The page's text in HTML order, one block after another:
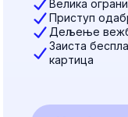
Велика
Приступ
Дељење
Заиста
картица